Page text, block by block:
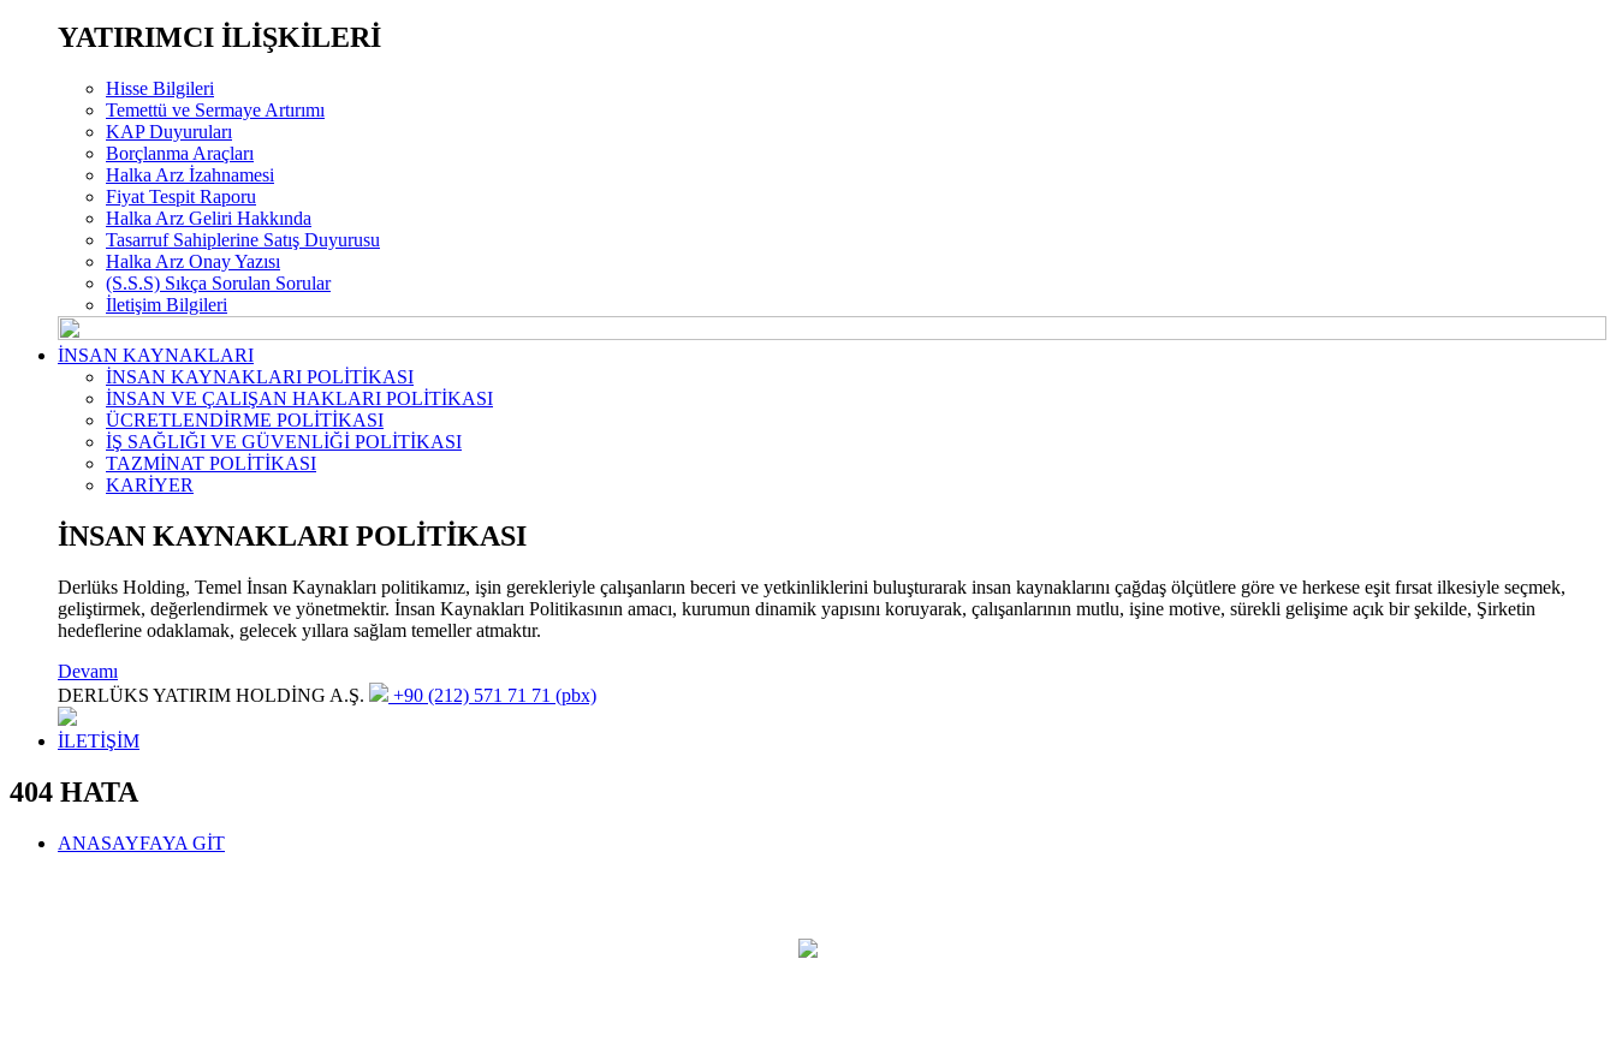
YATIRIMCI İLİŞKİLERİ
Hisse Bilgileri
Temettü ve Sermaye Artırımı
KAP Duyuruları
Borçlanma Araçları
Halka Arz İzahnamesi
Fiyat Tespit Raporu
Halka Arz Geliri Hakkında
Tasarruf Sahiplerine Satış Duyurusu
Halka Arz Onay Yazısı
(S.S.S) Sıkça Sorulan Sorular
İletişim Bilgileri
İNSAN KAYNAKLARI
İNSAN KAYNAKLARI POLİTİKASI
İNSAN VE ÇALIŞAN HAKLARI POLİTİKASI
ÜCRETLENDİRME POLİTİKASI
İŞ SAĞLIĞI VE GÜVENLİĞİ POLİTİKASI
TAZMİNAT POLİTİKASI
KARİYER
İNSAN KAYNAKLARI POLİTİKASI
Derlüks Holding, Temel İnsan Kaynakları politikamız, işin gerekleriyle çalışanların beceri ve yetkinliklerini buluşturarak insan kaynaklarını çağdaş ölçütlere göre ve herkese eşit fırsat ilkesiyle seçmek,
geliştirmek, değerlendirmek ve yönetmektir. İnsan Kaynakları Politikasının amacı, kurumun dinamik yapısını koruyarak, çalışanlarının mutlu, işine motive, sürekli gelişime açık bir şekilde, Şirketin
hedeflerine odaklamak, gelecek yıllara sağlam temeller atmaktır.
Devamı
DERLÜKS YATIRIM HOLDİNG A.Ş.
+90 (212) 571 71 71 (pbx)
İLETİŞİM
404 HATA
ANASAYFAYA GİT